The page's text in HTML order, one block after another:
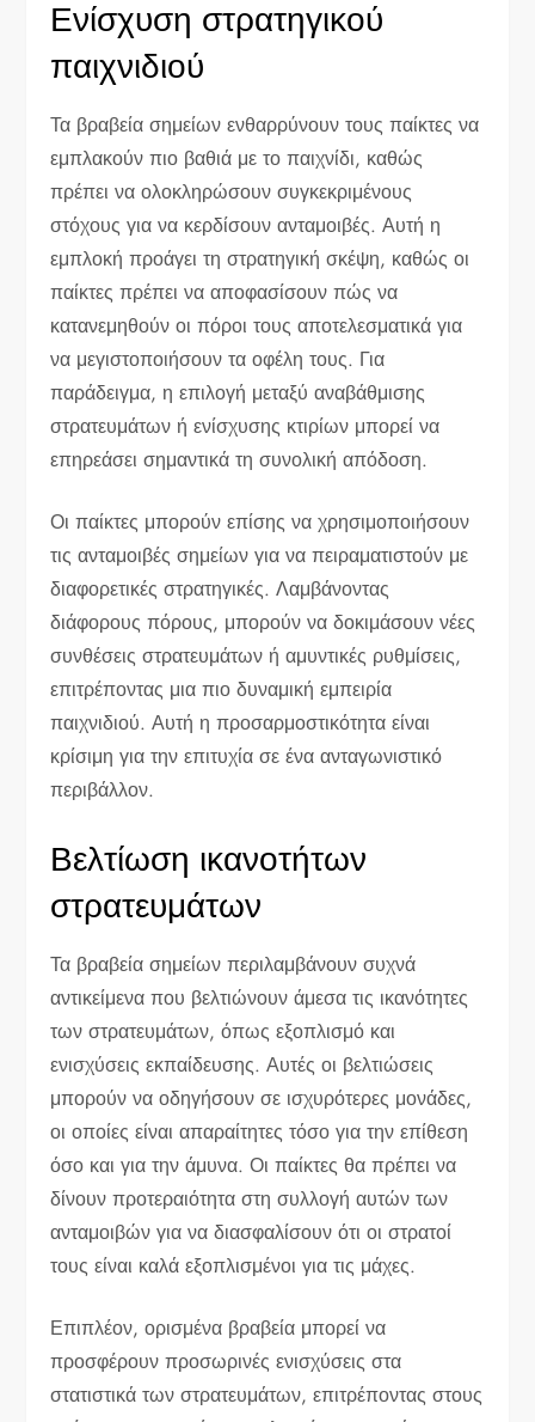
Ενίσχυση στρατηγικού
παιχνιδιού
Τα βραβεία σημείων ενθαρρύνουν τους παίκτες να
εμπλακούν πιο βαθιά με το παιχνίδι, καθώς
πρέπει να ολοκληρώσουν συγκεκριμένους
στόχους για να κερδίσουν ανταμοιβές. Αυτή η
εμπλοκή προάγει τη στρατηγική σκέψη, καθώς οι
παίκτες πρέπει να αποφασίσουν πώς να
κατανεμηθούν οι πόροι τους αποτελεσματικά για
να μεγιστοποιήσουν τα οφέλη τους. Για
παράδειγμα, η επιλογή μεταξύ αναβάθμισης
στρατευμάτων ή ενίσχυσης κτιρίων μπορεί να
επηρεάσει σημαντικά τη συνολική απόδοση.
Οι παίκτες μπορούν επίσης να χρησιμοποιήσουν
τις ανταμοιβές σημείων για να πειραματιστούν με
διαφορετικές στρατηγικές. Λαμβάνοντας
διάφορους πόρους, μπορούν να δοκιμάσουν νέες
συνθέσεις στρατευμάτων ή αμυντικές ρυθμίσεις,
επιτρέποντας μια πιο δυναμική εμπειρία
παιχνιδιού. Αυτή η προσαρμοστικότητα είναι
κρίσιμη για την επιτυχία σε ένα ανταγωνιστικό
περιβάλλον.
Βελτίωση ικανοτήτων
στρατευμάτων
Τα βραβεία σημείων περιλαμβάνουν συχνά
αντικείμενα που βελτιώνουν άμεσα τις ικανότητες
των στρατευμάτων, όπως εξοπλισμό και
ενισχύσεις εκπαίδευσης. Αυτές οι βελτιώσεις
μπορούν να οδηγήσουν σε ισχυρότερες μονάδες,
οι οποίες είναι απαραίτητες τόσο για την επίθεση
όσο και για την άμυνα. Οι παίκτες θα πρέπει να
δίνουν προτεραιότητα στη συλλογή αυτών των
ανταμοιβών για να διασφαλίσουν ότι οι στρατοί
τους είναι καλά εξοπλισμένοι για τις μάχες.
Επιπλέον, ορισμένα βραβεία μπορεί να
προσφέρουν προσωρινές ενισχύσεις στα
στατιστικά των στρατευμάτων, επιτρέποντας στους